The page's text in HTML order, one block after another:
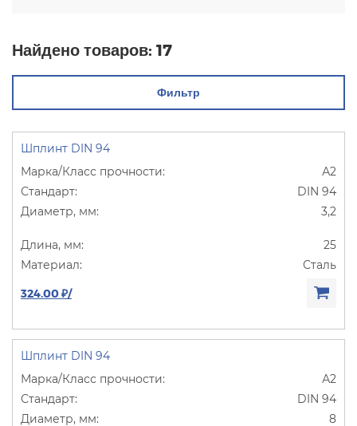
Найдено товаров: 17
Фильтр
Шплинт DIN 94
А2
DIN 94
3,2
25
Сталь
324.00 ₽/
Шплинт DIN 94
А2
DIN 94
8